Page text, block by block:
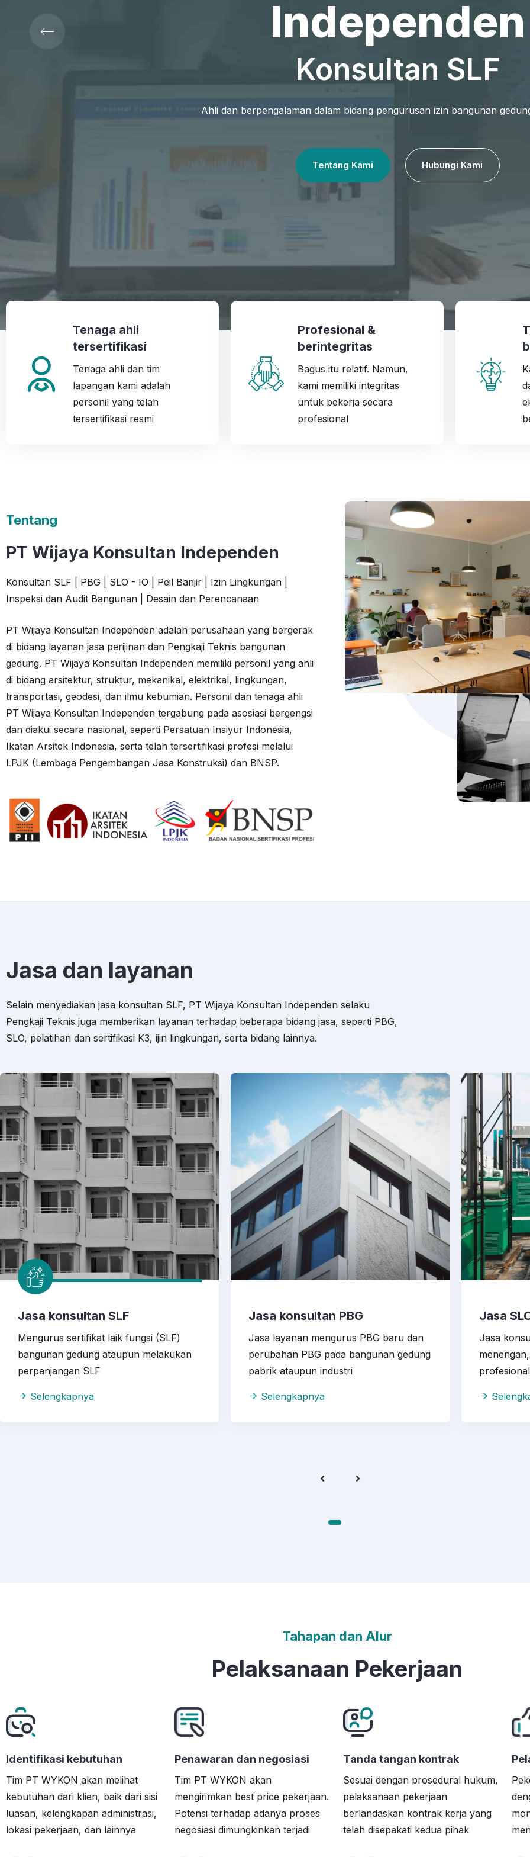
Independen
Konsultan SLF
Ahli dan berpengalaman dalam bidang pengurusan izin bangunan
Tentang Kami Hubungi Kami
Tenaga ahli
tersertifikasi
Tenaga ahli dan tim
lapangan kami adalah
personil yang telah
tersertifikasi resmi
Profesional &
berintegritas
Bagus itu relatif. Namun,
kami memiliki integritas
untuk bekerja secara
profesional
Tentang
PT Wijaya Konsultan Independen
Konsultan SLF | PBG | SLO - IO | Peil Banjir | Izin Lingkungan |
Inspeksi dan Audit Bangunan | Desain dan Perencanaan
PT Wijaya Konsultan Independen adalah perusahaan yang bergerak
di bidang layanan jasa perijinan dan Pengkaji Teknis bangunan
gedung. PT Wijaya Konsultan Independen memiliki personil yang ahli
di bidang arsitektur, struktur, mekanikal, elektrikal, lingkungan,
transportasi, geodesi, dan ilmu kebumian. Personil dan tenaga ahli
PT Wijaya Konsultan Independen tergabung pada asosiasi bergengsi
dan diakui secara nasional, seperti Persatuan Insiyur Indonesia,
Ikatan Arsitek Indonesia, serta telah tersertifikasi profesi melalui
LPJK (Lembaga Pengembangan Jasa Konstruksi) dan BNSP.
Jasa dan layanan
Selain menyediakan jasa konsultan SLF, PT Wijaya Konsultan Independen selaku
Pengkaji Teknis juga memberikan layanan terhadap beberapa bidang jasa, seperti PBG,
SLO, pelatihan dan sertifikasi K3, ijin lingkungan, serta bidang lainnya.
Jasa konsultan SLF
Mengurus sertifikat laik fungsi (SLF)
bangunan gedung ataupun melakukan
perpanjangan SLF
Selengkapnya
Jasa konsultan PBG
Jasa layanan mengurus PBG baru dan
perubahan PBG pada bangunan gedung
pabrik ataupun industri
Selengkapnya
Jasa
Jasa
profesional
Tahapan dan Alur
Pelaksanaan Pekerjaan
Identifikasi kebutuhan
Tim PT WYKON akan melihat
kebutuhan dari klien, baik dari sisi
luasan, kelengkapan administrasi,
lokasi pekerjaan, dan lainnya
Penawaran dan negosiasi
Tim PT WYKON akan
mengirimkan best price pekerjaan.
Potensi terhadap adanya proses
negosiasi dimungkinkan terjadi
Tanda tangan kontrak
Sesuai dengan prosedural hukum,
pelaksanaan pekerjaan
berlandaskan kontrak kerja yang
telah disepakati kedua pihak